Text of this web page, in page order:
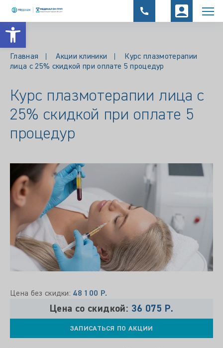
Открыть панель инструментов
Главная Акции клиники
Курс плазмотерапии
лица с 25% скидкой при оплате 5 процедур
Курс плазмотерапии лица с
25% скидкой при оплате 5
процедур
Цена без скидки: 48 100 Р.
Цена со скидкой: 36 075 Р.
ЗАПИСАТЬСЯ ПО АКЦИИ